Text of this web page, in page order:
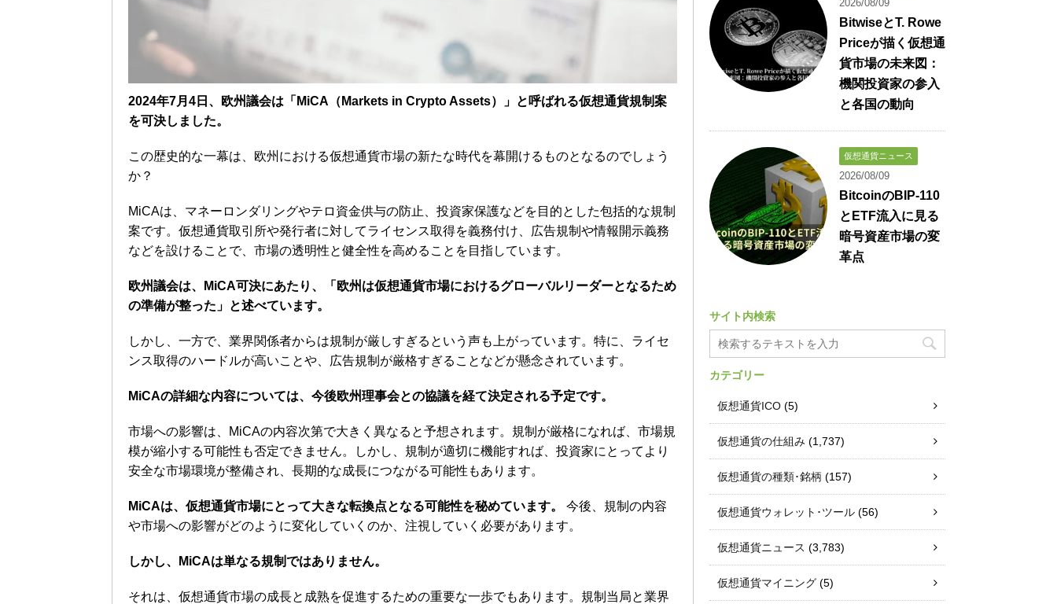
2024年7月4日、欧州議会は「MiCA（Markets in Crypto Assets）」と呼ばれる仮想通貨規制案
を可決しました。
この歴史的な一幕は、欧州における仮想通貨市場の新たな時代を幕開けるものとなるのでしょう
か？
MiCAは、マネーロンダリングやテロ資金供与の防止、投資家保護などを目的とした包括的な規制
案です。仮想通貨取引所や発行者に対してライセンス取得を義務付け、広告規制や情報開示義務
などを設けることで、市場の透明性と健全性を高めることを目指しています。
欧州議会は、MiCA可決にあたり、「欧州は仮想通貨市場におけるグローバルリーダーとなるため
の準備が整った」と述べています。
しかし、一方で、業界関係者からは規制が厳しすぎるという声も上がっています。特に、ライセ
ンス取得のハードルが高いことや、広告規制が厳格すぎることなどが懸念されています。
MiCAの詳細な内容については、今後欧州理事会との協議を経て決定される予定です。
市場への影響は、MiCAの内容次第で大きく異なると予想されます。規制が厳格になれば、市場規
模が縮小する可能性も否定できません。しかし、規制が適切に機能すれば、投資家にとってより
安全な市場環境が整備され、長期的な成長につながる可能性もあります。
MiCAは、仮想通貨市場にとって大きな転換点となる可能性を秘めています。
今後、規制の内容
や市場への影響がどのように変化していくのか、注視していく必要があります。
しかし、MiCAは単なる規制ではありません。
それは、仮想通貨市場の成長と成熟を促進するための重要な一歩でもあります。規制当局と業界
2026/08/09
BitwiseとT. Rowe
Priceが描く仮想通
貨市場の未来図：
機関投資家の参入
と各国の動向
仮想通貨ニュース
2026/08/09
BitcoinのBIP-110
とETF流入に見る
暗号資産市場の変
革点
サイト内検索
カテゴリー
仮想通貨ICO (5)
仮想通貨の仕組み (1,737)
仮想通貨の種類･銘柄 (157)
仮想通貨ウォレット･ツール (56)
仮想通貨ニュース (3,783)
仮想通貨マイニング (5)